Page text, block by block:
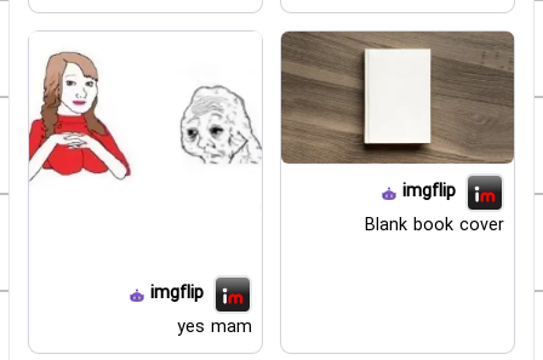
imgflip
Blank book cover
imgflip
yes mam